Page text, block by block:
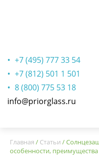
+7 (495) 777 33 54
+7 (812) 501 1 501
8 (800) 775 53 18
info@priorglass.ru
Главная / Статьи /
особенности, преимущества